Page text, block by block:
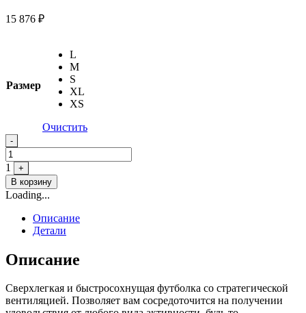
15 876 ₽
Размер
L
M
S
XL
XS
Очистить
Quantity
-
1
+
В корзину
Loading...
Описание
Детали
Описание
Сверхлегкая и быстросохнущая футболка со стратегической
вентиляцией. Позволяет вам сосредоточится на получении